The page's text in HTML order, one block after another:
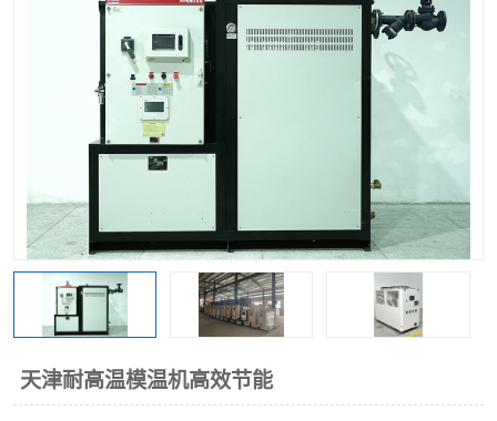
天津耐高温模温机高效节能